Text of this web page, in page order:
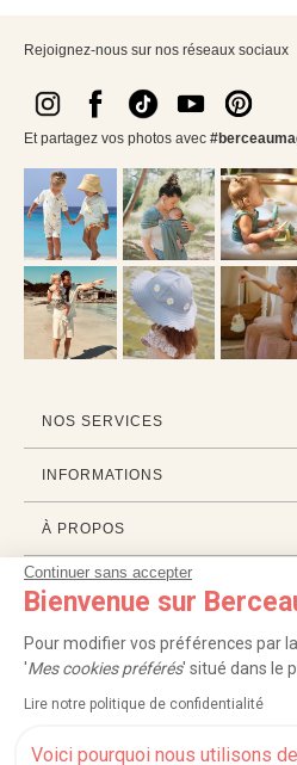
Continuer sans accepter
Bienvenue sur
Pour modifier vos préférences par
'Mes cookies préférés' situé dans le
Lire notre politique de confidentialité
Voici pourquoi nous utilisons
Rejoignez-nous sur nos réseaux sociaux
Et partagez vos photos avec
NOS SERVICES
INFORMATIONS
À PROPOS
PROFESSIONNELS
LISTES CADEAUX
Service après-vente| FAQ |Rappels de